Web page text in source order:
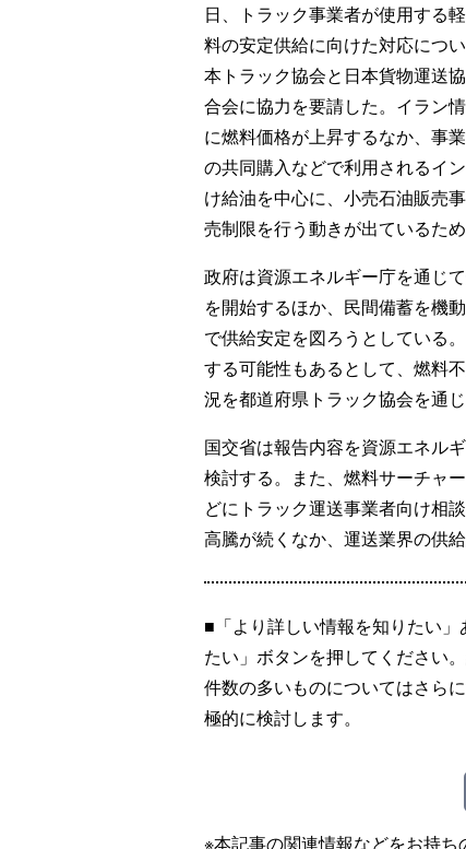
日、トラック事業者が使用する
料の安定供給に向けた対応につ
本トラック協会と日本貨物運送
合会に協力を要請した。イラン
に燃料価格が上昇するなか、事
の共同購入などで利用されるイ
け給油を中心に、小売石油販売
売制限を行う動きが出ているため
政府は資源エネルギー庁を通じ
を開始するほか、民間備蓄を機
で供給安定を図ろうとしている
する可能性もあるとして、燃料
況を都道府県トラック協会を通
国交省は報告内容を資源エネル
検討する。また、燃料サーチャ
どにトラック運送事業者向け相
高騰が続くなか、運送業界の供
■「より詳しい情報を知りたい
たい」ボタンを押してください
件数の多いものについてはさら
極的に検討します。
※本記事の関連情報などをお持